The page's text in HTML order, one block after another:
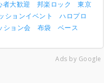
者大歓迎 邦楽ロック
東京
ションイベント
ハロプロ
ション会 布袋
ベース
Ads by Google